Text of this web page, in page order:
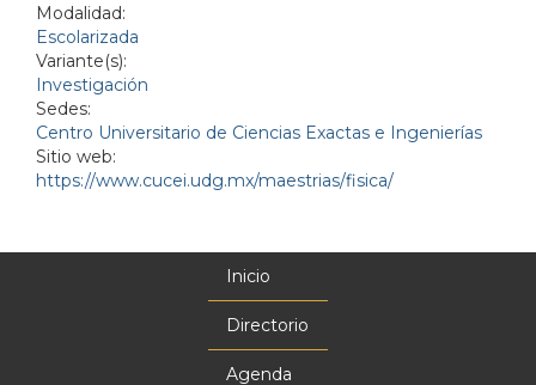
Modalidad:
Escolarizada
Variante(s):
Investigación
Sedes:
Centro Universitario de Ciencias Exactas e Ingenierías
Sitio web:
https://www.cucei.udg.mx/maestrias/fisica/
Inicio
Directorio
Agenda